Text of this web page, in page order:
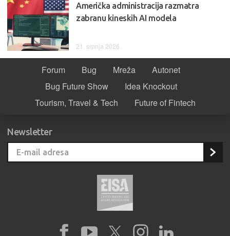
Američka administracija razmatra
zabranu kineskih AI modela
21. srpnja 2026.
Forum Bug Mreža
Autonet
Bug Future Show
Idea Knockout
Tourism, Travel & Tech
Future of Fintech
Newsletter